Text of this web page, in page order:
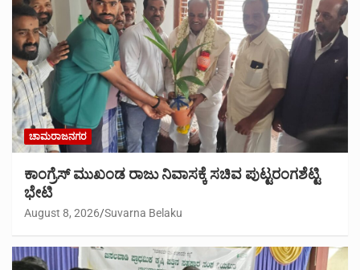
ಚಾಮರಾಜನಗರ
ಕಾಂಗ್ರೆಸ್ ಮುಖಂಡ ರಾಜು ನಿವಾಸಕ್ಕೆ ಸಚಿವ ಪುಟ್ಟರಂಗಶೆಟ್ಟಿ
ಭೇಟಿ
August 8, 2026 Suvarna Belaku